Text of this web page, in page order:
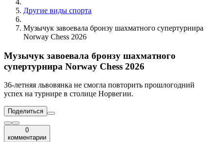
Другие виды спорта
Музычук завоевала бронзу шахматного супертурнира
Norway Chess 2026
Музычук завоевала бронзу шахматного
супертурнира Norway Chess 2026
36-летняя львовянка не смогла повторить прошлогодний
успех на турнире в столице Норвегии.
Поделиться
0
комментарии